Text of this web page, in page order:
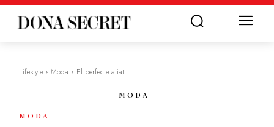
Lifestyle Moda El perfecte aliat
MODA
MODA